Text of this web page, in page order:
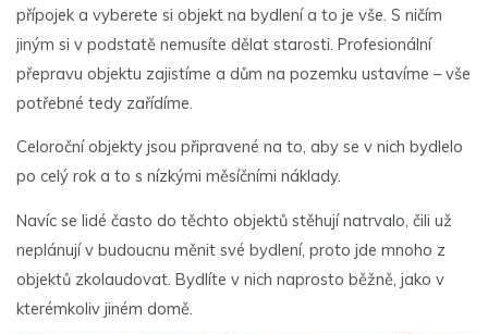
přípojek a vyberete si objekt na bydlení a to je vše. S ničím
jiným si v podstatě nemusíte dělat starosti. Profesionální
přepravu objektu zajistíme a dům na pozemku ustavíme – vše
potřebné tedy zařídíme.
Celoroční objekty jsou připravené na to, aby se v nich bydlelo
po celý rok a to s nízkými měsíčními náklady.
Navíc se lidé často do těchto objektů stěhují natrvalo, čili už
neplánují v budoucnu měnit své bydlení, proto jde mnoho z
objektů zkolaudovat. Bydlíte v nich naprosto běžně, jako v
kterémkoliv jiném domě.